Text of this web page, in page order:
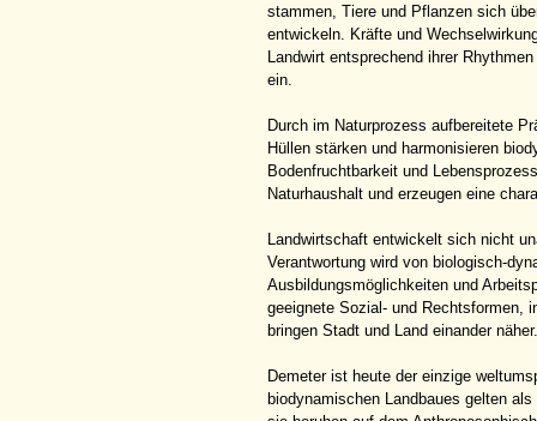
stammen, Tiere und Pflanzen sich
entwickeln. Kräfte und
Landwirt entsprechend ihrer
ein.
Durch im Naturprozess aufbereitete
Hüllen stärken und harmonisieren
Bodenfruchtbarkeit und
Naturhaushalt und erzeugen eine
Landwirtschaft entwickelt sich nicht
Verantwortung wird von biologisch-
Ausbildungsmöglichkeiten und
geeignete Sozial- und Rechtsformen,
bringen Stadt und Land einander näher.
Demeter ist heute der einzige
biodynamischen Landbaues gelten